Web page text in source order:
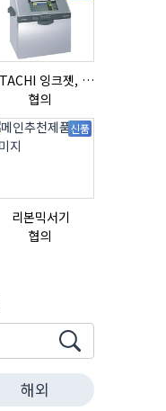
HITACHI 잉크젯, RX2-BD160S
협의
신품
리본믹서기
협의
해외